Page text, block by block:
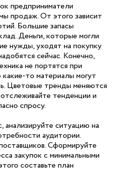
предприниматели
продаж. От этого зависит
Большие запасы
Деньги, которые могли
нужды, уходят на покупку
сейчас. Конечно,
не портятся при
то материалы могут
Цветовые тренды меняются
тенденции и
спросу.
анализируйте ситуацию на
аудитории.
Сформируйте
закупок с минимальными
составьте план